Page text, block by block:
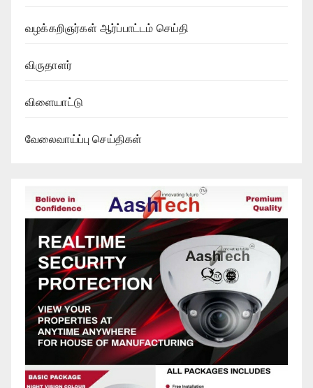
வழக்கறிஞர்கள் ஆர்ப்பாட்டம் செய்தி
விருதாளர்
விளையாட்டு
வேலைவாய்ப்பு செய்திகள்